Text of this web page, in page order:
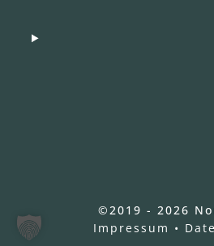
©2019 - 2026
Impressum •